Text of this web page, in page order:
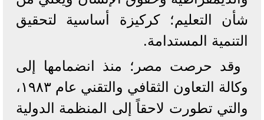
شأن التعليم؛ كركيزة أساسية لتحقيق
التنمية المستدامة.
وقد حرصت مصر؛ منذ انضمامها إلى
وكالة التعاون الثقافي والتقني عام ۱۹۸۳،
والتي تطورت لاحقاً إلى المنظمة الدولية